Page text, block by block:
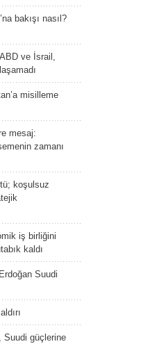
bakışı nasıl?
ve İsrail,
misilleme
mesaj:
zamanı
koşulsuz
iş birliğini
kaldı
Suudi
Suudi güçlerine